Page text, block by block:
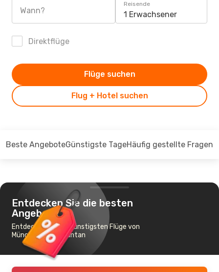
Wann?
Reisende
1 Erwachsener
Direktflüge
Flug + Hotel suchen
Flüge suchen
Beste AngeboteGünstigste TageHäufig gestellte Fragen
Entdecken Sie die besten
Angebote
Entdecken Sie die günstigsten Flüge von
München nach Kuantan